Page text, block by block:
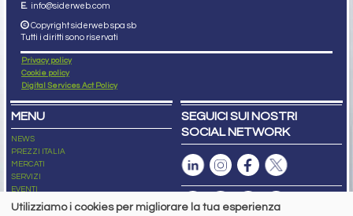
E. info@siderweb.com
Copyright siderweb spa sb
Tutti i diritti sono riservati
Privacy policy
Cookie policy
Digital Services Act Policy
MENU
NEWS
PREZZI ITALIA
MERCATI
SERVIZI
EVENTI
ABBONAMENTI
SEGUICI SUI NOSTRI
SOCIAL NETWORK
Utilizziamo i cookies per migliorare la tua esperienza